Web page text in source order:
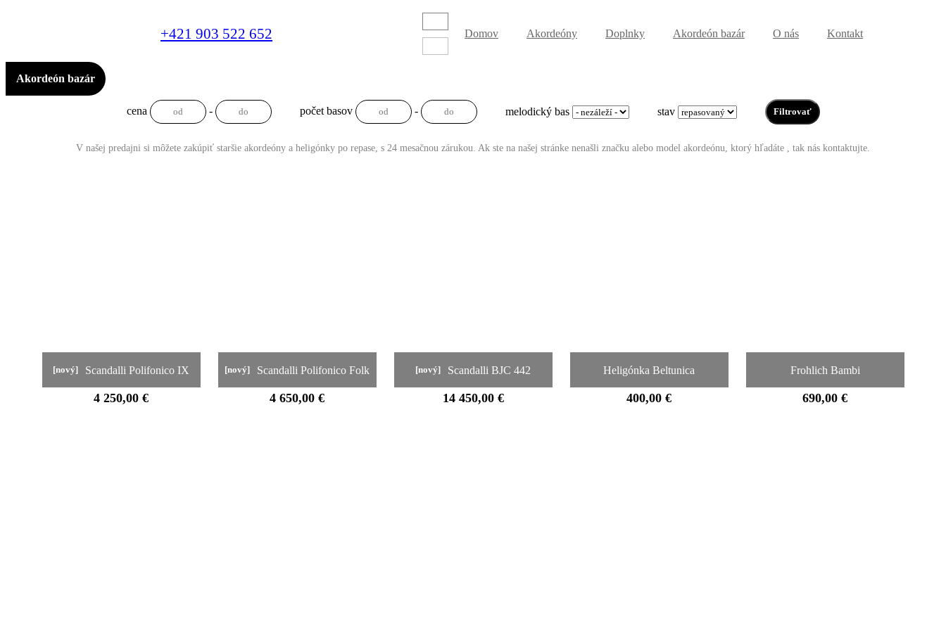
+421 903 522 652 Domov Akordeóny Doplnky Akordeón bazár O nás Kontakt
Akordeón bazár
cena - počet basov - melodický bas stav
V našej predajni si môžete zakúpiť staršie akordeóny a heligónky po repase, s 24 mesačnou zárukou. Ak ste na našej stránke nenašli značku alebo model akordeónu, ktorý hľadáte , tak nás kontaktujte.
[nový] Scandalli Polifonico IX
4 250,00 €
[nový] Scandalli Polifonico Folk
4 650,00 €
[nový] Scandalli BJC 442
14 450,00 €
Heligónka Beltunica
400,00 €
Frohlich Bambi
690,00 €